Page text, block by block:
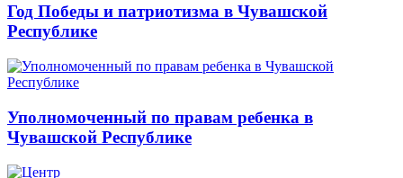
Год Победы и патриотизма в Чувашской
Республике
Уполномоченный по правам ребенка в
Чувашской Республике